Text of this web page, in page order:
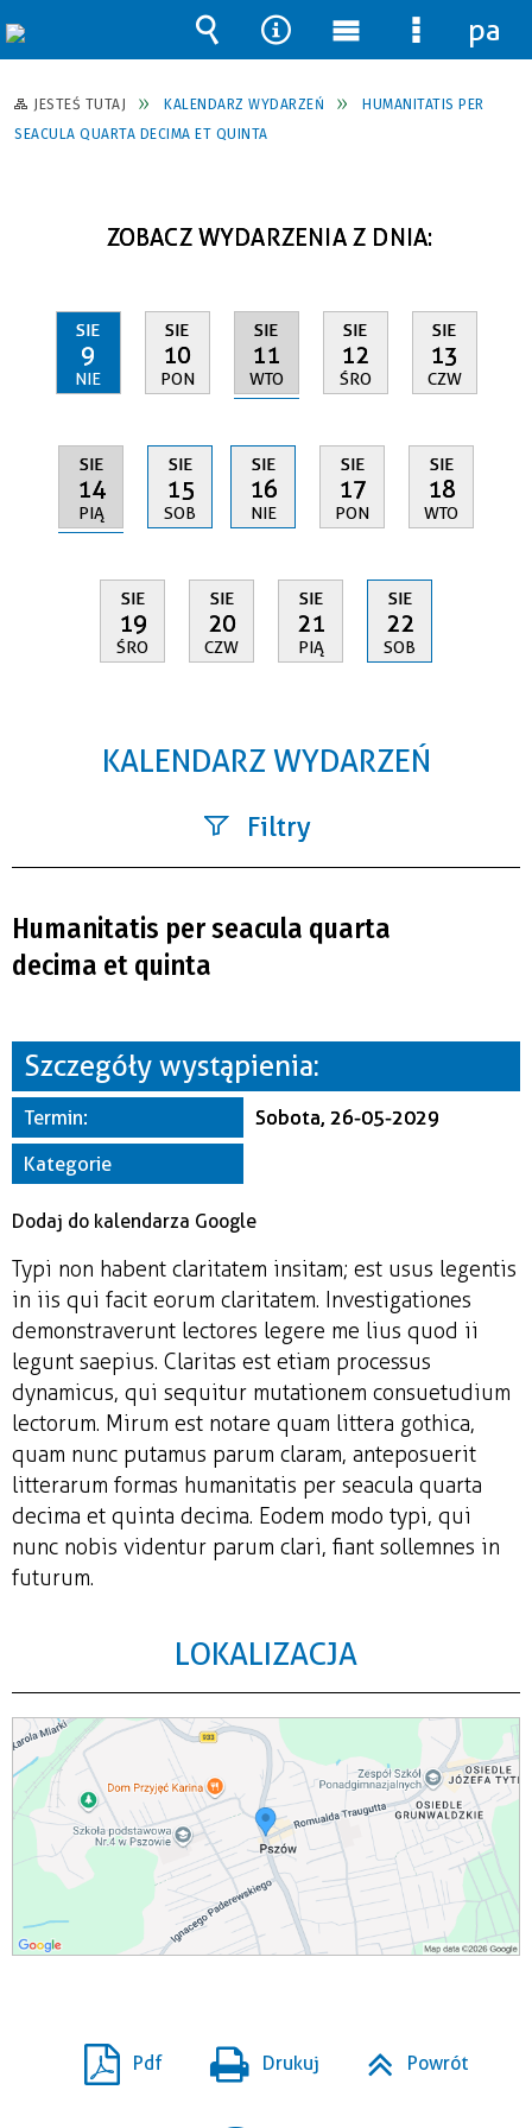
JESTEŚ TUTAJ KALENDARZ WYDARZEŃ
HUMANITATIS PER
SEACULA QUARTA DECIMA ET QUINTA
ZOBACZ WYDARZENIA Z DNIA:
SIE
9
NIE
SIE
10
PON
SIE
11
WTO
SIE
12
ŚRO
SIE
13
CZW
SIE
14
PIĄ
SIE
15
SOB
SIE
16
NIE
SIE
17
PON
SIE
18
WTO
SIE
19
ŚRO
SIE
20
CZW
SIE
21
PIĄ
SIE
22
SOB
KALENDARZ WYDARZEŃ
Filtry
—
Miejsce
Organizator
Humanitatis per seacula quarta
decima et quinta
Szczegóły wystąpienia:
Termin:
Sobota, 26-05-2029
Kategorie
Dodaj do kalendarza Google
Typi non habent claritatem insitam; est usus legentis
in iis qui facit eorum claritatem. Investigationes
demonstraverunt lectores legere me lius quod ii
legunt saepius. Claritas est etiam processus
dynamicus, qui sequitur mutationem consuetudium
lectorum. Mirum est notare quam littera gothica,
quam nunc putamus parum claram, anteposuerit
litterarum formas humanitatis per seacula quarta
decima et quinta decima. Eodem modo typi, qui
nunc nobis videntur parum clari, fiant sollemnes in
futurum.
LOKALIZACJA
Pdf Drukuj Powrót
Wyszukiwarka
Narzędzia
Menu
główne
Menu